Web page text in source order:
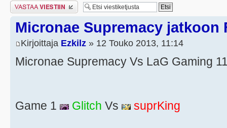
Lähetä vastaus
Micronae Supremacy jatkoon
Kirjoittaja Ezkilz » 12 Touko 2013, 11:14
Micronae Supremacy Vs LaG Gaming
Game 1 Glitch Vs suprKing